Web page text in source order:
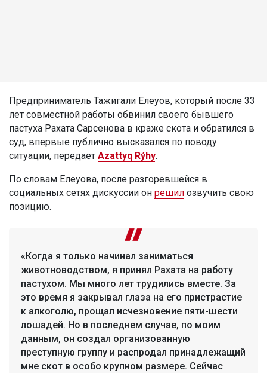
Предприниматель Тажигали Елеуов, который после 33
лет совместной работы обвинил своего бывшего
пастуха Рахата Сарсенова в краже скота и обратился в
суд, впервые публично высказался по поводу
ситуации, передает Azattyq Rýhy.
По словам Елеуова, после разгоревшейся в
социальных сетях дискуссии он решил озвучить свою
позицию.
«Когда я только начинал заниматься
животноводством, я принял Рахата на работу
пастухом. Мы много лет трудились вместе. За
это время я закрывал глаза на его пристрастие
к алкоголю, прощал исчезновение пяти-шести
лошадей. Но в последнем случае, по моим
данным, он создал организованную
преступную группу и распродал принадлежащий
мне скот в особо крупном размере. Сейчас